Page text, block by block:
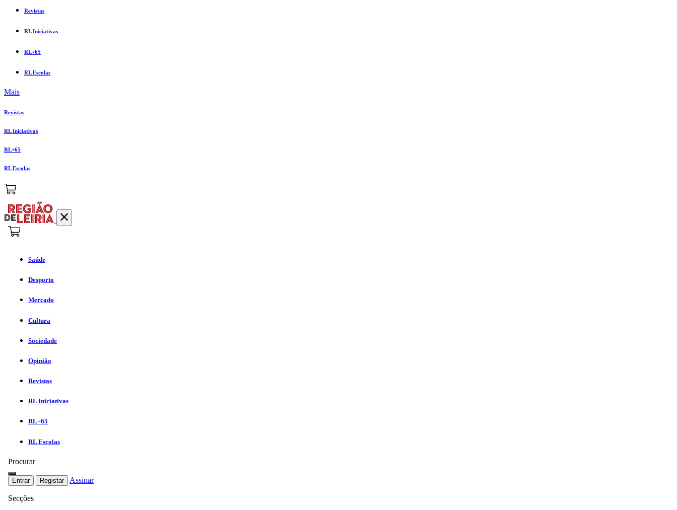
Revistas
RL Iniciativas
RL+65
RL Escolas
Mais
Revistas
RL Iniciativas
RL+65
RL Escolas
Saúde
Desporto
Mercado
Cultura
Sociedade
Opinião
Revistas
RL Iniciativas
RL+65
RL Escolas
Procurar
Entrar Registar Assinar
Secções